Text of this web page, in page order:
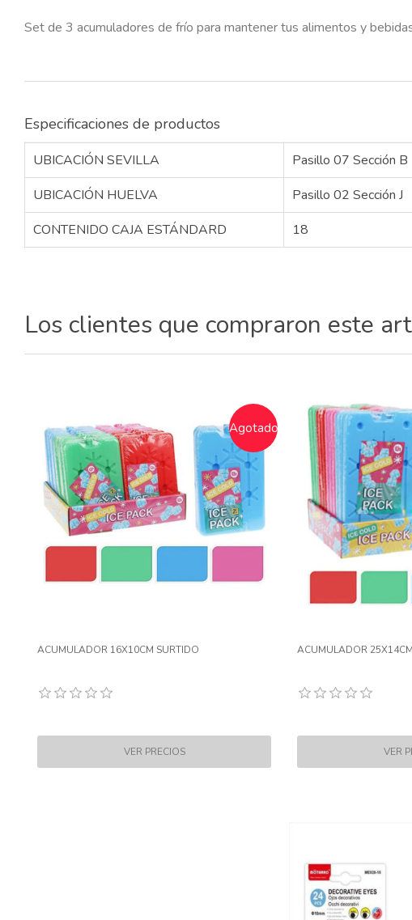
Set de 3 acumuladores de frío para mantener tus alimentos y
Especificaciones de productos
UBICACIÓN SEVILLA
Pasillo 07 Sección B
UBICACIÓN HUELVA
Pasillo 02 Sección J
CONTENIDO CAJA ESTÁNDARD
18
Los clientes que compraron este
Agotado
ACUMULADOR 16X10CM SURTIDO ACUMULADOR